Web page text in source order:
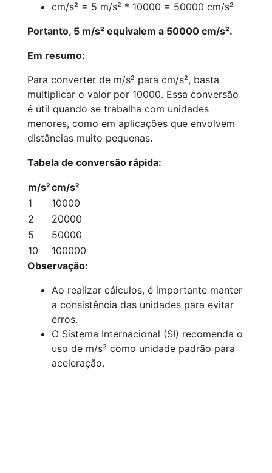
cm/s² = 5 m/s² * 10000 = 50000 cm/s²
Portanto, 5 m/s² equivalem a 50000 cm/s².
Em resumo:
Para converter de m/s² para cm/s², basta
multiplicar o valor por 10000. Essa conversão
é útil quando se trabalha com unidades
menores, como em aplicações que envolvem
distâncias muito pequenas.
Tabela de conversão rápida:
m/s²cm/s²
1
10000
2
20000
5
50000
10
100000
Observação:
Ao realizar cálculos, é importante manter
a consistência das unidades para evitar
erros.
O Sistema Internacional (SI) recomenda o
uso de m/s² como unidade padrão para
aceleração.